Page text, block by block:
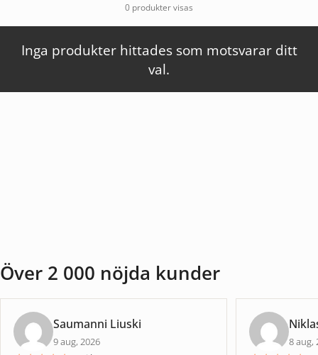
0 produkter visas
Inga produkter hittades som motsvarar ditt
val.
Över 2 000 nöjda kunder
Saumanni Liuski
9 aug, 2026 8 aug,